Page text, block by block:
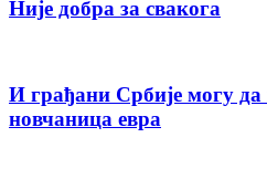
Није добра за свакога
И грађани Србије могу да
новчаница евра